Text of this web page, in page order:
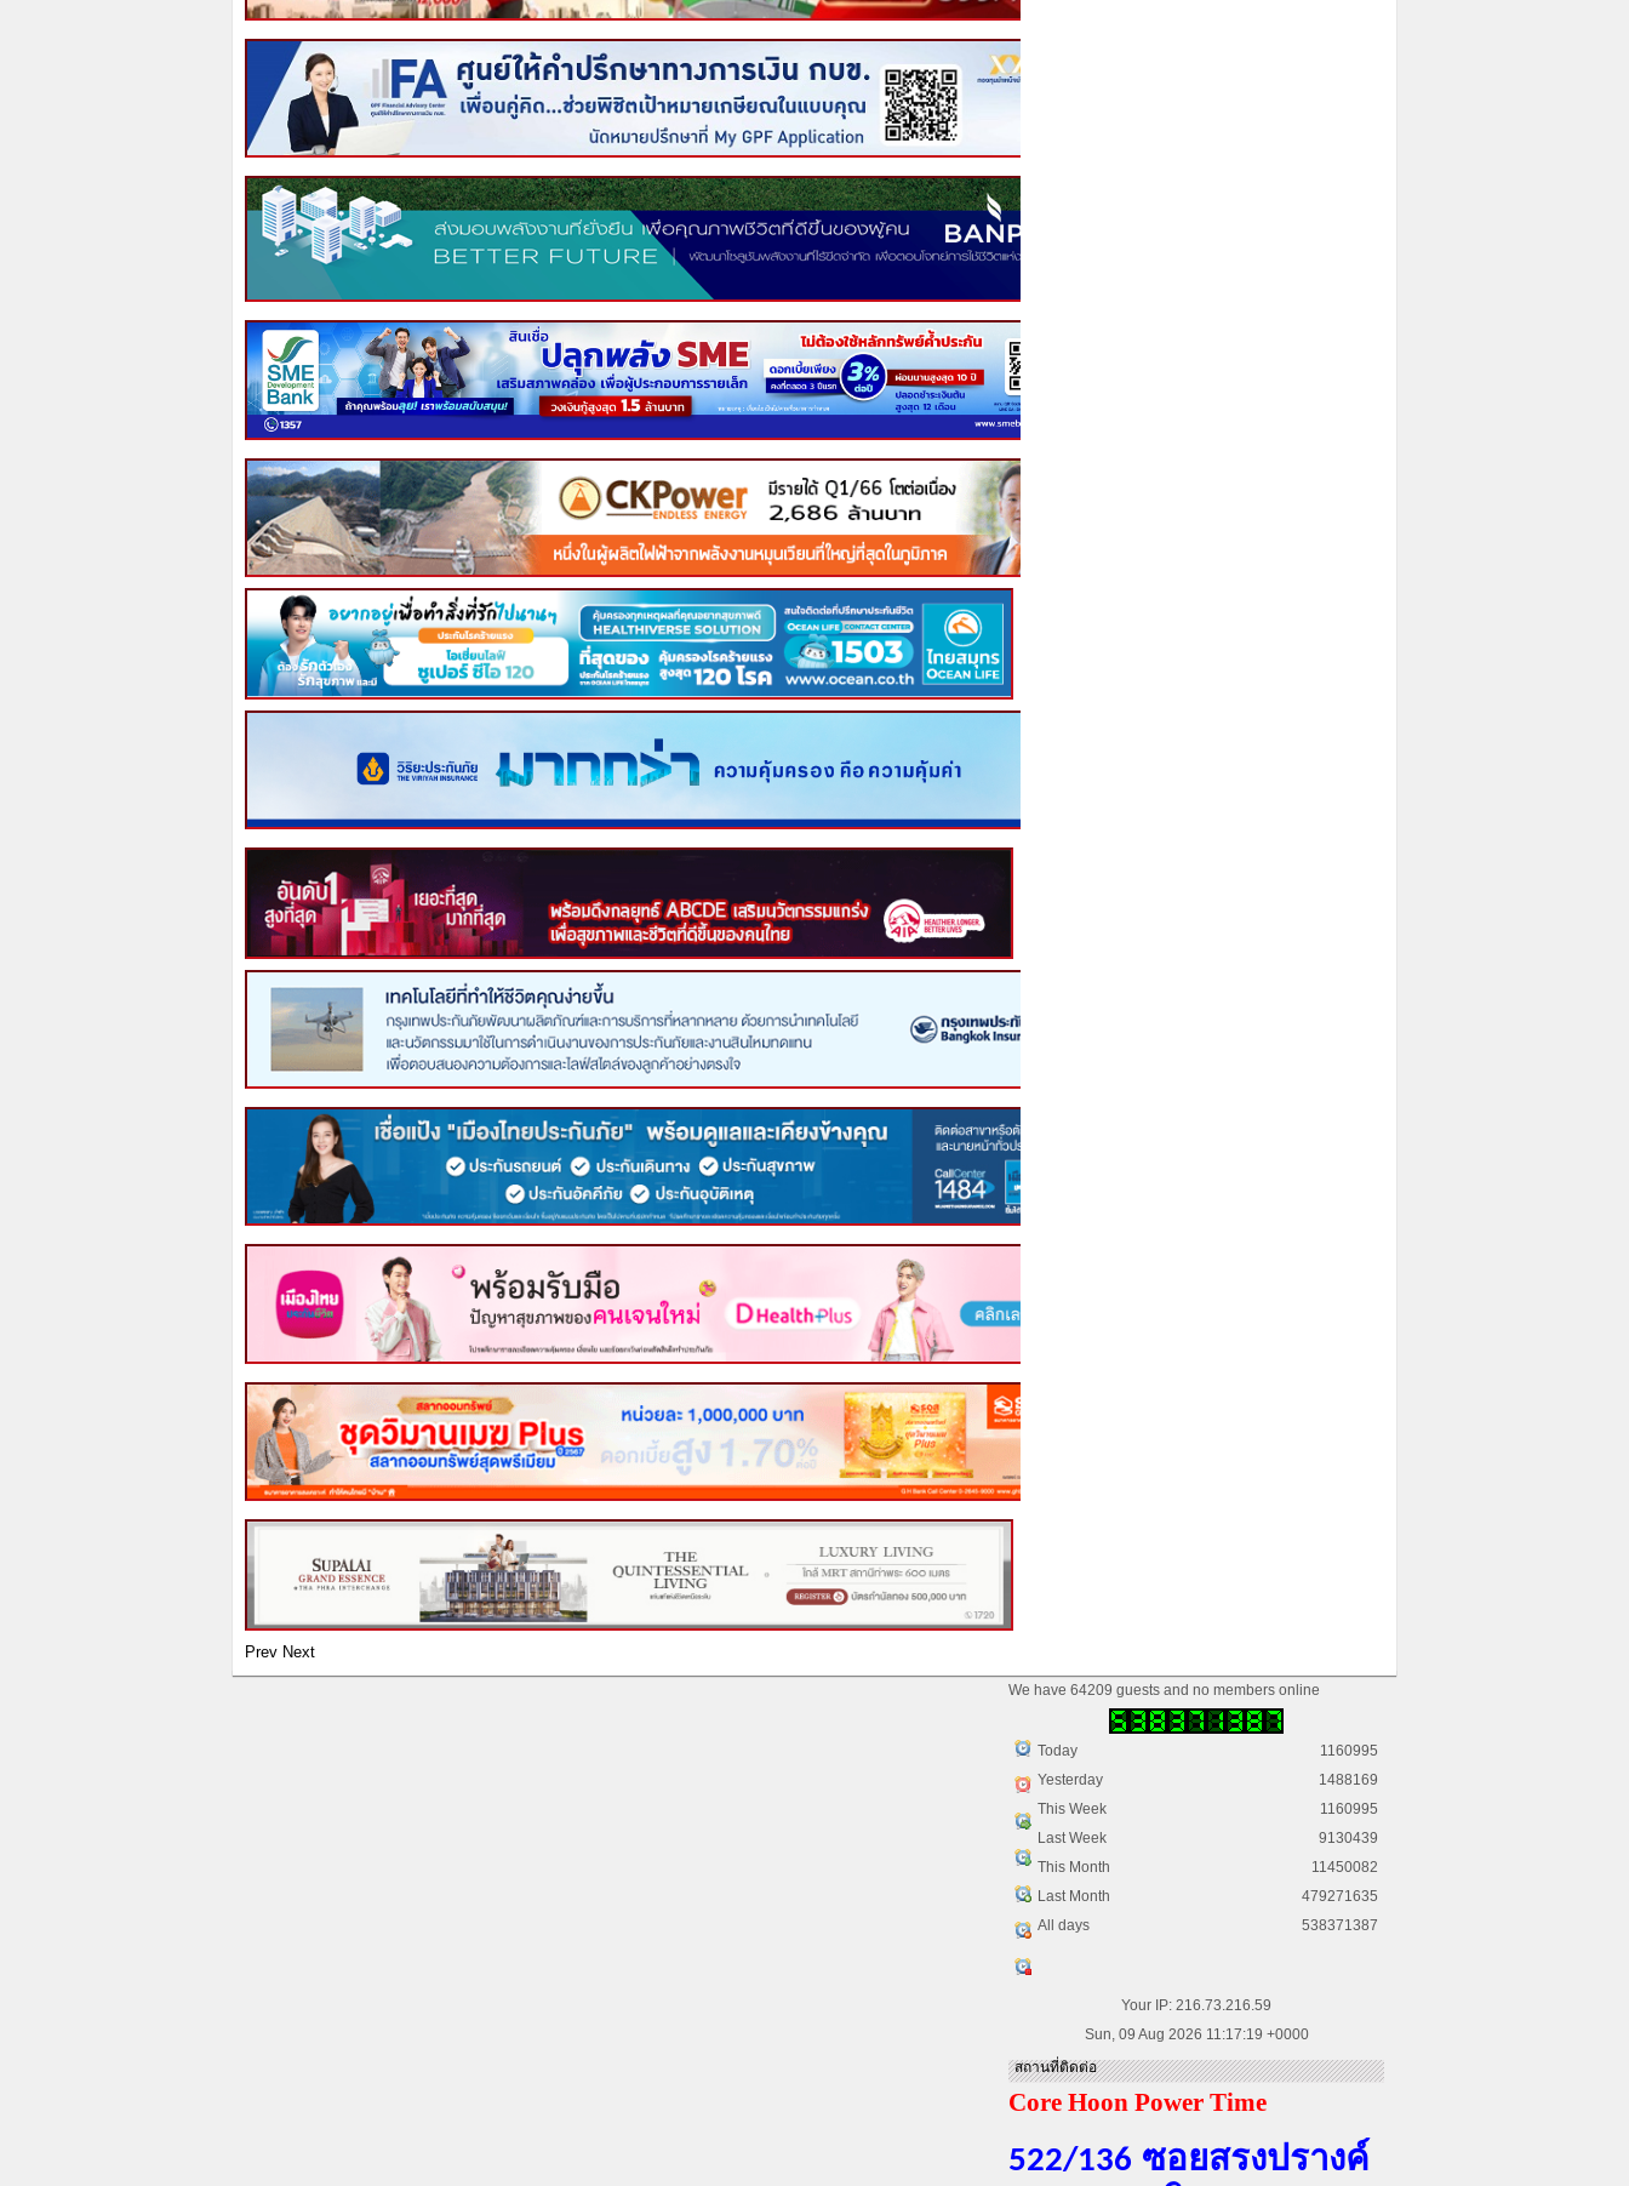
Prev Next
We have 64209 guests and no members online
Today
Yesterday
This Week
Last Week
This Month
Last Month
All days
1160995
1488169
1160995
9130439
11450082
479271635
538371387
Your IP: 216.73.216.59
Sun, 09 Aug 2026 11:17:19 +0000
สถานที่ติดต่อ
Core Hoon Power Time
522/136 ซอยสรงปรางค์